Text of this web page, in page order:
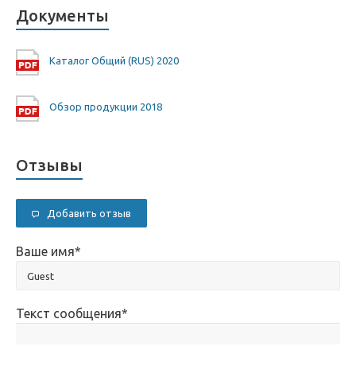
Документы
Каталог Общий (RUS) 2020
Обзор продукции 2018
Отзывы
Добавить отзыв
Ваше имя*
Текст сообщения*